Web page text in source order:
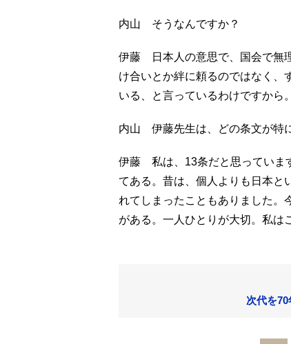
内山 そうなんですか？
伊藤 日本人の意思で、国会で無
け合いとか絆に頼るのではなく、
いる、と言っているわけですから。
内山 伊藤先生は、どの条文が特
伊藤 私は、13条だと思っていま
てある。昔は、個人よりも日本と
れてしまったこともありました。
がある。一人ひとりが大切。私は
次代を